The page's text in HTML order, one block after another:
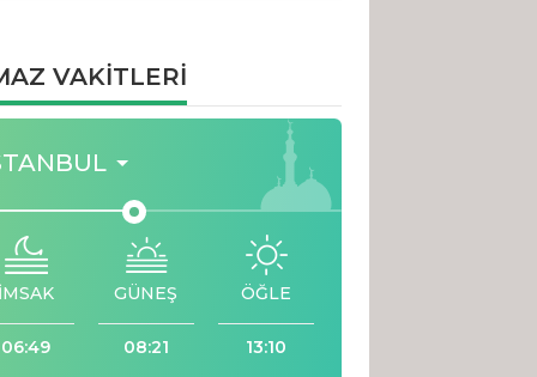
VAKİTLERİ
06:49
GÜNEŞ
08:21
ÖĞLE
13:10